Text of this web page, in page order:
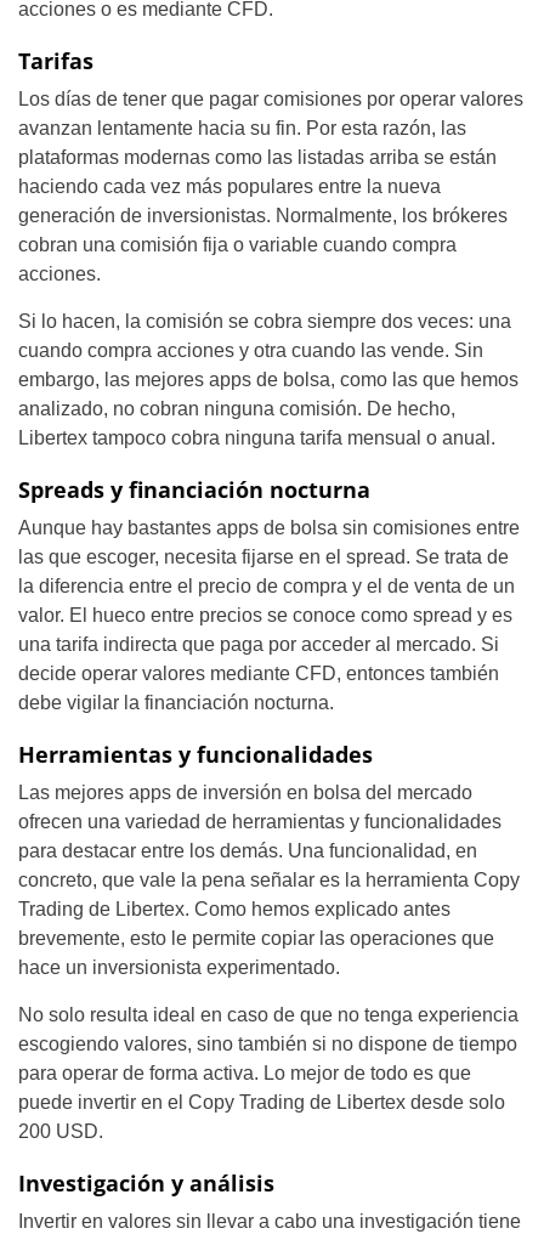
acciones o es mediante CFD.
Tarifas
Los días de tener que pagar comisiones por operar valores
avanzan lentamente hacia su fin. Por esta razón, las
plataformas modernas como las listadas arriba se están
haciendo cada vez más populares entre la nueva
generación de inversionistas. Normalmente, los brókeres
cobran una comisión fija o variable cuando compra
acciones.
Si lo hacen, la comisión se cobra siempre dos veces: una
cuando compra acciones y otra cuando las vende. Sin
embargo, las mejores apps de bolsa, como las que hemos
analizado, no cobran ninguna comisión. De hecho,
Libertex tampoco cobra ninguna tarifa mensual o anual.
Spreads y financiación nocturna
Aunque hay bastantes apps de bolsa sin comisiones entre
las que escoger, necesita fijarse en el spread. Se trata de
la diferencia entre el precio de compra y el de venta de un
valor. El hueco entre precios se conoce como spread y es
una tarifa indirecta que paga por acceder al mercado. Si
decide operar valores mediante CFD, entonces también
debe vigilar la financiación nocturna.
Herramientas y funcionalidades
Las mejores apps de inversión en bolsa del mercado
ofrecen una variedad de herramientas y funcionalidades
para destacar entre los demás. Una funcionalidad, en
concreto, que vale la pena señalar es la herramienta Copy
Trading de Libertex. Como hemos explicado antes
brevemente, esto le permite copiar las operaciones que
hace un inversionista experimentado.
No solo resulta ideal en caso de que no tenga experiencia
escogiendo valores, sino también si no dispone de tiempo
para operar de forma activa. Lo mejor de todo es que
puede invertir en el Copy Trading de Libertex desde solo
200 USD.
Investigación y análisis
Invertir en valores sin llevar a cabo una investigación tiene